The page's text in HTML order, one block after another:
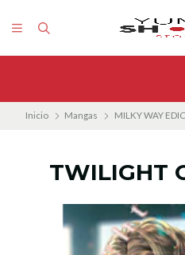
Inicio Mangas MILKY WAY
TWILIGHT